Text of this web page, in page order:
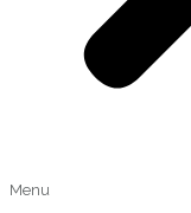
Menu